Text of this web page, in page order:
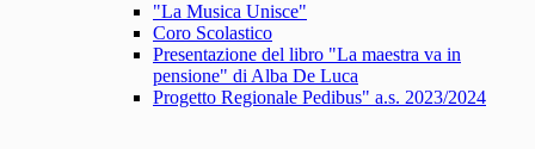
"La Musica Unisce"
Coro Scolastico
Presentazione del libro "La maestra va in
pensione" di Alba De Luca
Progetto Regionale Pedibus" a.s. 2023/2024